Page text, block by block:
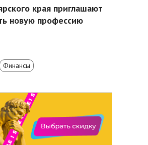
края приглашают
новую профессию
Финансы